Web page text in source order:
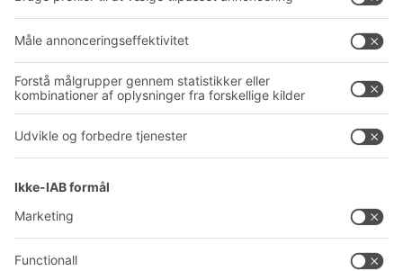
Vores globale netværk
Produktionssteder
BIT O
YOUR LIFE.